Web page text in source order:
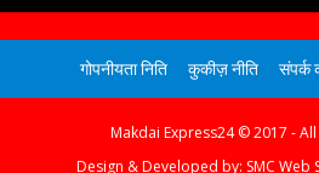
गोपनीयता निति कुकीज़ नीति संपर्क
Makdai Express24 © 2017 - All
Design & Developed by: SMC